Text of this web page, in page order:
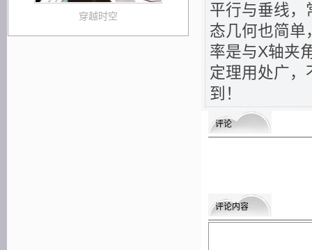
平行与垂线，
态几何也简单
率是与X轴夹
定理用处广，
到！
评论
评论内容
穿越时空